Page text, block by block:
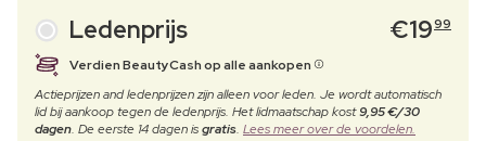
Ledenprijs €1999
Verdien BeautyCash op alle aankopen
Actieprijzen and ledenprijzen zijn alleen voor leden. Je wordt automatisch
lid bij aankoop tegen de ledenprijs. Het lidmaatschap kost9,95 €/30
dagen. De eerste 14 dagen isgratis. Lees meer over de voordelen.